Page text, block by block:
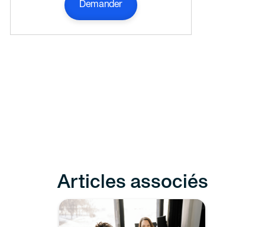
Demander
Articles associés